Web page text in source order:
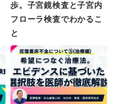
歩。子宮鏡検査と子宮内
フローラ検査でわかるこ
と